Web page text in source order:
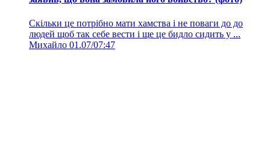
Скільки це потрібно мати хамства і не поваги до до
людей щоб так себе вести і ще це бидло сидить у ...
Михайло 01.07/07:47